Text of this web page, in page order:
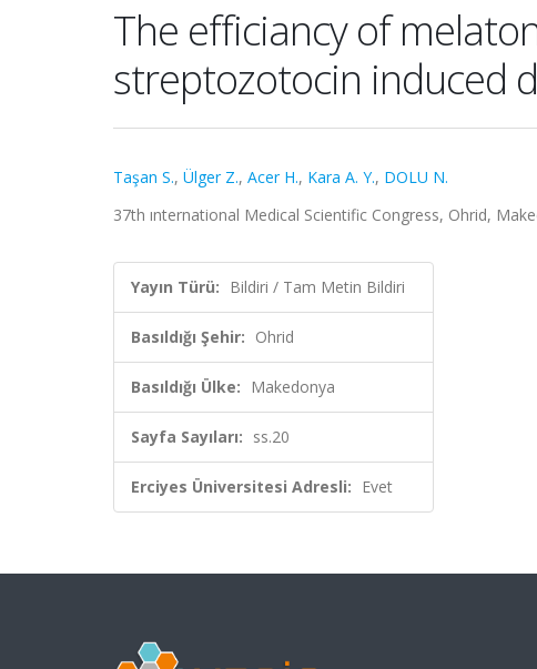
The efficiancy of
streptozotocin induced
Taşan S., Ülger Z., Acer H., Kara A. Y., DOLU N.
37th ınternational Medical Scientific Congress, Ohrid,
Yayın Türü: Bildiri / Tam Metin Bildiri
Basıldığı Şehir: Ohrid
Basıldığı Ülke: Makedonya
Sayfa Sayıları: ss.20
Erciyes Üniversitesi Adresli: Evet